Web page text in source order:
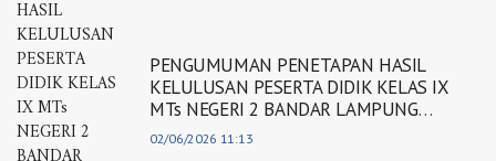
PENGUMUMAN PENETAPAN HASIL
KELULUSAN PESERTA DIDIK KELAS IX
MTs NEGERI 2 BANDAR LAMPUNG
TAHUN AJARAN 2025/2026
02/06/2026 11:13